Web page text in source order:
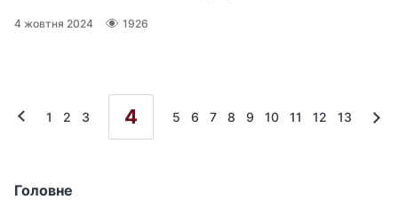
Головне
4 жовтня 2024 1926
1 2 3 4 5 6 7 8 9 10 11 12 13